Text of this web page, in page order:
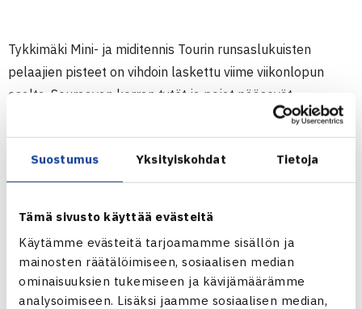
Suostumus Yksityiskohdat Tietoja
Tämä sivusto käyttää evästeitä
Käytämme evästeitä tarjoamamme sisällön ja
mainosten räätälöimiseen, sosiaalisen median
ominaisuuksien tukemiseen ja kävijämäärämme
analysoimiseen. Lisäksi jaamme sosiaalisen median,
Tykkimäki Mini- ja miditennis Tourin runsaslukuisten
pelaajien pisteet on vihdoin laskettu viime viikonlopun
osalta. Seuraavan kerran tytöt ja pojat pääsevät
mittaamaan taitojaan 2.-3. huhtikuuta kilpailtavassa
osakilpailuissa.
Jokainen osakilpailuun osallistunut pelaaja saa 10
pistettä. Kerättyään 30 pistettä tai enemmän, kutsutaan
pelaaja valtakunnalliseen Masters-turnaukseen
Kouvolaan toukokuussa. Minit pelaavat 28.5. ja midit 29.5.
Masters pelataan yksilökilpailuna.